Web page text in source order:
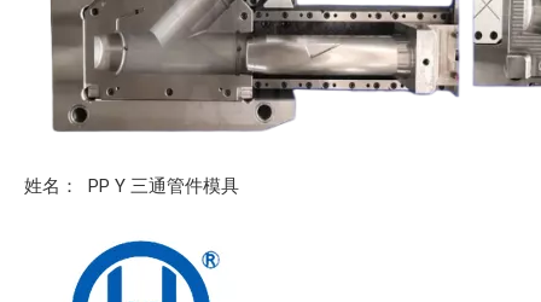
姓名： PP Y 三通管件模具